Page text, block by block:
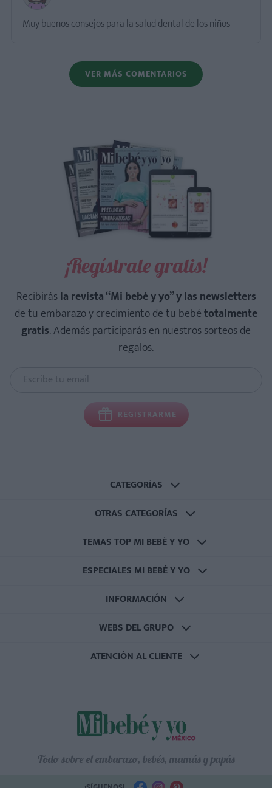
Muy buenos consejos para la salud dental de los niños
VER MÁS COMENTARIOS
¡Regístrate gratis!
Recibirásla revista “Mi bebé y yo” y las newsletters
de tu embarazo y crecimiento de tu bebétotalmente
gratis. Además participarás en nuestros sorteos de
regalos.
REGISTRARME
CATEGORÍAS
OTRAS CATEGORÍAS
TEMAS TOP MI BEBÉ Y YO
ESPECIALES MI BEBÉ Y YO
INFORMACIÓN
WEBS DEL GRUPO
ATENCIÓN AL CLIENTE
Todo sobre el embarazo, bebés, mamás y papás